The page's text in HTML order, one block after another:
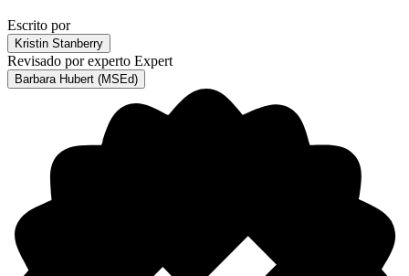
Escrito por
Kristin Stanberry
Revisado por experto Expert
Barbara Hubert (MSEd)